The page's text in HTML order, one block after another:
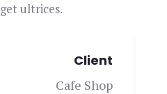
ultrices.
Client
Cafe Shop